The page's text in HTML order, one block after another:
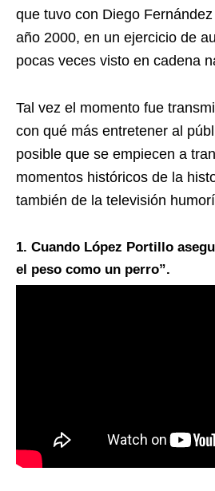
que tuvo con Diego
año 2000, en un ejercicio de
pocas veces visto en cadena
Tal vez el momento fue
con qué más entretener al
posible que se empiecen a
momentos históricos de la
también de la televisión
1. Cuando López Portillo
el peso como un perro”.